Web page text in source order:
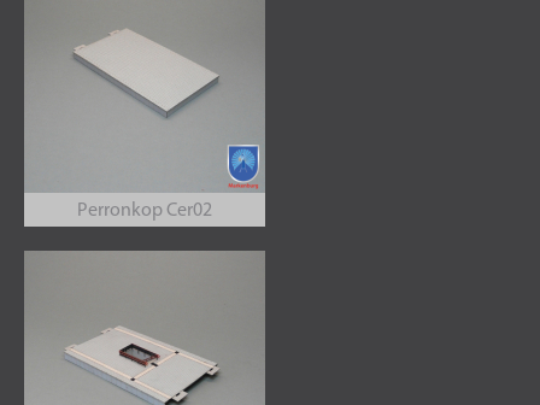
Perronkop Cer02